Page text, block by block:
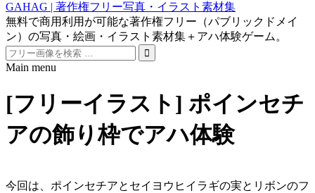
GAHAG | 著作権フリー写真・イラスト素材集
無料で商用利用が可能な著作権フリー（パブリックドメイ
ン）の写真・絵画・イラスト素材集＋アハ体験ゲーム。
Search
for:
Main menu
content
[フリーイラスト] ポインセチ
アの飾り枠でアハ体験
今回は、ポインセチアとセイヨウヒイラギの実とリボンのフ